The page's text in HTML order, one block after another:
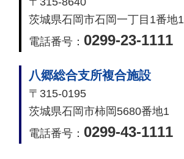
茨城県石岡市石岡一丁目1番地1
電話番号： 0299-23-1111
八郷総合支所複合施設
〒315-0195
茨城県石岡市柿岡5680番地1
電話番号： 0299-43-1111